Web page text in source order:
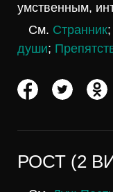
умственным,
См. Странник;
души;
РОСТ (2